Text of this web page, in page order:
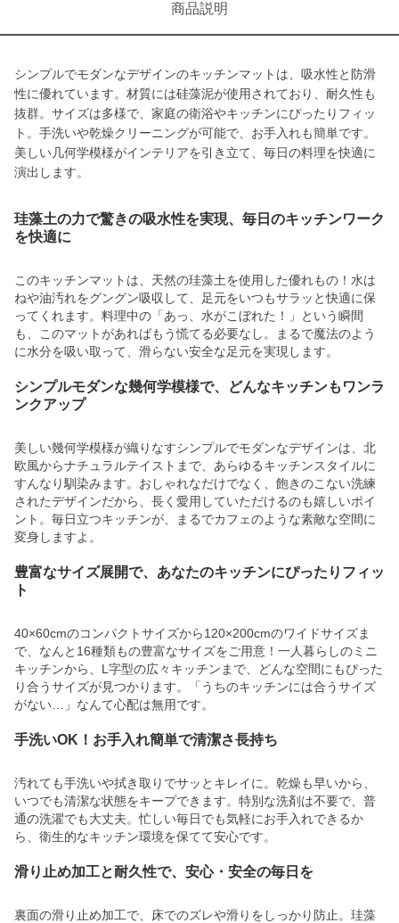
商品説明
シンプルでモダンなデザインのキッチンマットは、吸水性と防滑
性に優れています。材質には硅藻泥が使用されており、耐久性も
抜群。サイズは多様で、家庭の衛浴やキッチンにぴったりフィッ
ト。手洗いや乾燥クリーニングが可能で、お手入れも簡単です。
美しい几何学模様がインテリアを引き立て、毎日の料理を快適に
演出します。
珪藻土の力で驚きの吸水性を実現、毎日のキッチンワーク
を快適に
このキッチンマットは、天然の珪藻土を使用した優れもの！水は
ねや油汚れをグングン吸収して、足元をいつもサラッと快適に保
ってくれます。料理中の「あっ、水がこぼれた！」という瞬間
も、このマットがあればもう慌てる必要なし。まるで魔法のよう
に水分を吸い取って、滑らない安全な足元を実現します。
シンプルモダンな幾何学模様で、どんなキッチンもワンラ
ンクアップ
美しい幾何学模様が織りなすシンプルでモダンなデザインは、北
欧風からナチュラルテイストまで、あらゆるキッチンスタイルに
すんなり馴染みます。おしゃれなだけでなく、飽きのこない洗練
されたデザインだから、長く愛用していただけるのも嬉しいポイ
ント。毎日立つキッチンが、まるでカフェのような素敵な空間に
変身しますよ。
豊富なサイズ展開で、あなたのキッチンにぴったりフィッ
ト
40×60cmのコンパクトサイズから120×200cmのワイドサイズま
で、なんと16種類もの豊富なサイズをご用意！一人暮らしのミニ
キッチンから、L字型の広々キッチンまで、どんな空間にもぴった
り合うサイズが見つかります。「うちのキッチンには合うサイズ
がない…」なんて心配は無用です。
手洗いOK！お手入れ簡単で清潔さ長持ち
汚れても手洗いや拭き取りでサッとキレイに。乾燥も早いから、
いつでも清潔な状態をキープできます。特別な洗剤は不要で、普
通の洗濯でも大丈夫。忙しい毎日でも気軽にお手入れできるか
ら、衛生的なキッチン環境を保てて安心です。
滑り止め加工と耐久性で、安心・安全の毎日を
裏面の滑り止め加工で、床でのズレや滑りをしっかり防止。珪藻